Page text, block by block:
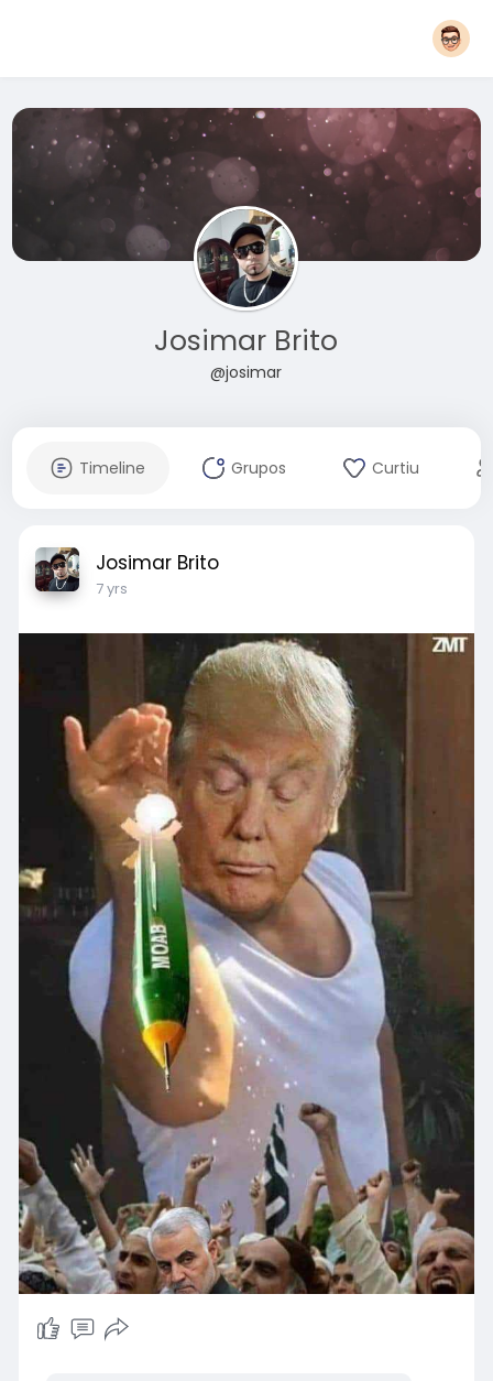
Josimar Brito
@josimar
Timeline Grupos Curtiu
Josimar Brito
7 yrs